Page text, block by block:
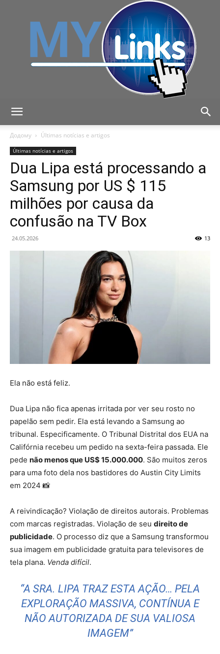
Додому
Últimas notícias e artigos
Últimas notícias e artigos
Dua Lipa está processando a
Samsung por US $ 115
milhões por causa da
confusão na TV Box
24.05.2026 13
Ela não está feliz.
Dua Lipa não fica apenas irritada por ver seu rosto no
papelão sem pedir. Ela está levando a Samsung ao
tribunal. Especificamente. O Tribunal Distrital dos EUA na
Califórnia recebeu um pedido na sexta-feira passada. Ele
pede não menos que US$ 15.000.000. São muitos zeros
para uma foto dela nos bastidores do Austin City Limits
em 2024 📸
A reivindicação? Violação de direitos autorais. Problemas
com marcas registradas. Violação de seu direito de
publicidade. O processo diz que a Samsung transformou
sua imagem em publicidade gratuita para televisores de
tela plana. Venda difícil.
“A SRA. LIPA TRAZ ESTA AÇÃO… PELA
EXPLORAÇÃO MASSIVA, CONTÍNUA E
NÃO AUTORIZADA DE SUA VALIOSA
IMAGEM”